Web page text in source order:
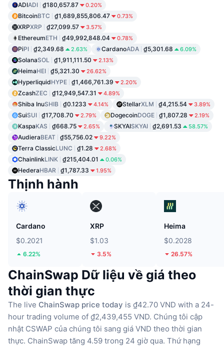
ADIADI ₫180,657.87 0.20%
BitcoinBTC ₫1,689,855,806.47 0.73%
XRPXRP ₫27,099.57 3.57%
EthereumETH ₫49,992,848.04 0.78%
PiPI ₫2,349.68 2.63% CardanoADA ₫5,301.68 6.09%
SolanaSOL ₫1,911,111.50 2.13%
HeimaHEI ₫5,321.30 26.62%
HyperliquidHYPE ₫1,466,761.39 2.20%
ZcashZEC ₫12,949,547.31 4.89%
Shiba InuSHIB ₫0.1233 4.14% StellarXLM ₫4,215.54 3.89%
SuiSUI ₫17,708.70 2.79% DogecoinDOGE ₫1,807.28 2.19%
KaspaKAS ₫668.75 2.65% SKYAISKYAI ₫2,691.53 58.57%
AudieraBEAT ₫55,756.02 9.22%
Terra ClassicLUNC ₫1.28 2.68%
ChainlinkLINK ₫215,404.01 0.06%
HederaHBAR ₫1,787.33 1.95%
Thịnh hành
Cardano
$0.2021
6.22%
XRP
$1.03
3.5%
Heima
$0.2028
26.57%
ChainSwap Dữ liệu về giá theo
thời gian thực
The live ChainSwap price today is ₫42.70 VND with a 24-
hour trading volume of ₫2,439,455 VND. Chúng tôi cập
nhật CSWAP của chúng tôi sang giá VND theo thời gian
thực. ChainSwap tăng 4.59 trong 24 giờ qua. Thứ hạng